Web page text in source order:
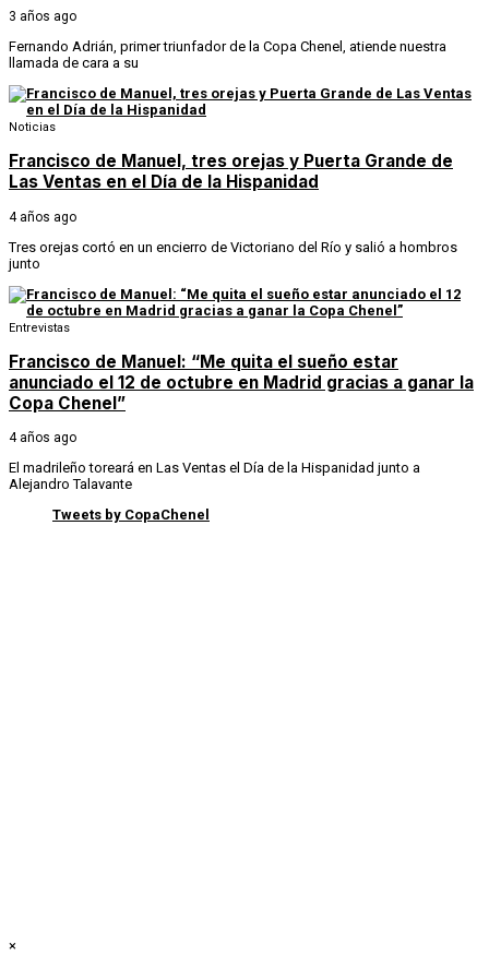
3 años ago
Fernando Adrián, primer triunfador de la Copa Chenel, atiende nuestra
llamada de cara a su
Noticias
Francisco de Manuel, tres orejas y Puerta Grande de
Las Ventas en el Día de la Hispanidad
4 años ago
Tres orejas cortó en un encierro de Victoriano del Río y salió a hombros
junto
Entrevistas
Francisco de Manuel: “Me quita el sueño estar
anunciado el 12 de octubre en Madrid gracias a ganar la
Copa Chenel”
4 años ago
El madrileño toreará en Las Ventas el Día de la Hispanidad junto a
Alejandro Talavante
Tweets by CopaChenel
×